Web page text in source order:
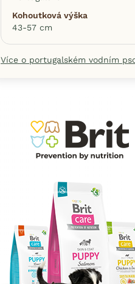
Kohoutková výška
43-57 cm
Více o portugalském vodním